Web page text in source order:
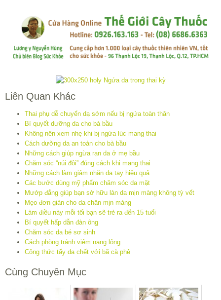
Liên Quan Khác
Thai phụ dễ chuyển dạ sớm nếu bị ngứa toàn thân
Bí quyết dưỡng da cho bà bầu
Không nên xem nhẹ khi bị ngứa lúc mang thai
Cách dưỡng da an toàn cho bà bầu
Những cách giúp ngừa rạn da ở mẹ bầu
Chăm sóc “núi đôi” đúng cách khi mang thai
Những cách làm giảm nhăn da tay hiệu quả
Các bước dùng mỹ phẩm chăm sóc da mặt
Mướp đắng giúp bạn sở hữu làn da mịn màng không tỳ vết
Mẹo đơn giản cho da chân mịn màng
Làm điều này mỗi tối bạn sẽ trẻ ra đến 15 tuổi
Bí quyết hấp dẫn đàn ông
Chăm sóc da bé sơ sinh
Cách phòng tránh viêm nang lông
Công thức tẩy da chết với bã cà phê
Cùng Chuyên Mục